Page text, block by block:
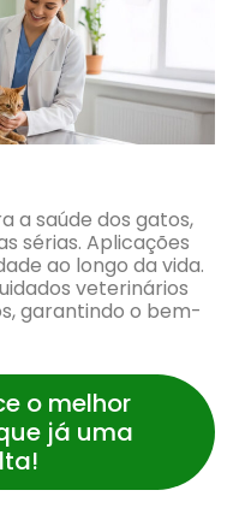
a saúde dos gatos,
sérias. Aplicações
ao longo da vida.
veterinários
garantindo o bem-
o melhor
já uma